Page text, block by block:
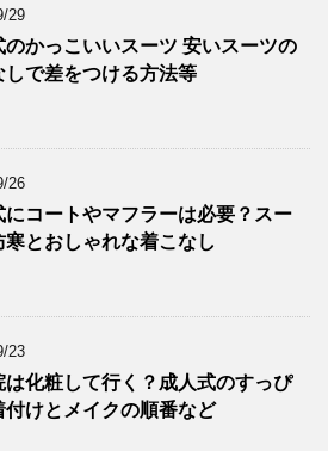
29
のかっこいいスーツ 安いスーツの
しで差をつける方法等
26
にコートやマフラーは必要？スー
寒とおしゃれな着こなし
23
は化粧して行く？成人式のすっぴ
付けとメイクの順番など